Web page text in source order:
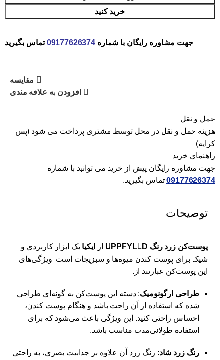
خرید کنید
جهت مشاوره رایگان با شماره 09177626374تماس بگیرید
مقایسه
افزودن به علاقه مندی
حمل و نقل
هزینه حمل و نقل در محل توسط مشتری پرداخت می شود (پس
کرایه)
راهنمای خرید
جهت مشاوره رایگان پیش از خرید می توانید با شماره
09177626374 تماس بگیرید.
توضیحات
پوست‌کن زرد رنگ UPPFYLLD از ایکیا یک ابزار کاربردی و
شیک برای پوست کندن میوه‌ها و سبزیجات است. ویژگی‌های
این پوست‌کن عبارتند از:
طراحی ارگونومیک: دسته این پوست‌کن به گونه‌ای طراحی
شده که استفاده از آن راحت باشد و هنگام پوست کندن،
احساس راحتی کنید. این ویژگی باعث می‌شود که برای
استفاده طولانی‌مدت مناسب باشد.
رنگ زرد شاد: رنگ زرد آن علاوه بر جذابیت بصری، به راحتی